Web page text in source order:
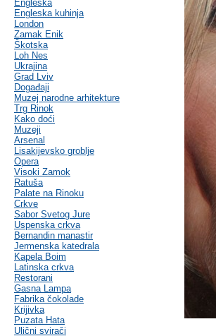
Engleska
Engleska kuhinja
London
Zamak Enik
Škotska
Loh Nes
Ukrajina
Grad Lviv
Događaji
Muzej narodne arhitekture
Trg Rinok
Kako doći
Muzeji
Arsenal
Lisakijevsko groblje
Opera
Visoki Zamok
Ratuša
Palate na Rinoku
Crkve
Sabor Svetog Jure
Uspenska crkva
Bernandin manastir
Jermenska katedrala
Kapela Boim
Latinska crkva
Restorani
Gasna Lampa
Fabrika čokolade
Krijivka
Puzata Hata
Ulični svirači